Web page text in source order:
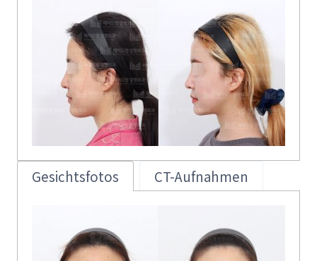
Gesichtsfotos CT-Aufnahmen